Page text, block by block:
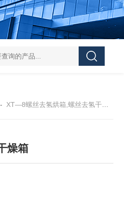
IKAMAG磁力搅拌器 IT-09A5
- XT—8螺丝去氢烘箱,螺丝去氢干燥箱
燥箱